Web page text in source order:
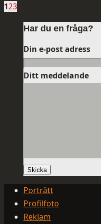
123
Har du en fråga?
Din e-post adress
Ditt meddelande
Skicka
Porträtt
Profilfoto
Reklam